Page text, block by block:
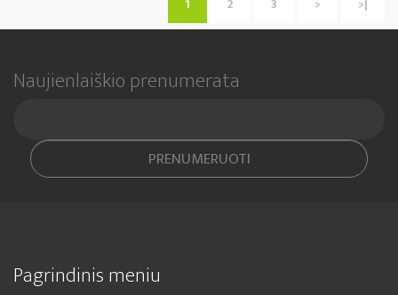
Naujienlaiškio prenumerata
PRENUMERUOTI
Pagrindinis meniu